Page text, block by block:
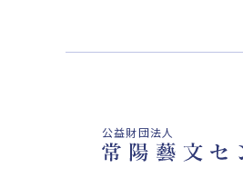
公益財団法人